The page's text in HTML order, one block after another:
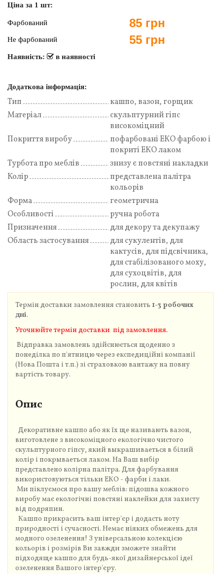
Ціна за 1 шт:
Фарбований 85 грн
Не фарбований 55 грн
Наявність: в наявності
Додаткова інформація:
Тип
кашпо, вазон, горщик
Матеріал
скульптурний гіпс
високоміцний
Покриття виробу
пофарбовані ЕКО фарбою і
покриті ЕКО лаком
Турбота про меблів
знизу є повстяні накладки
Колір
представлена палітра
кольорів
Форма
геометрична
Особливості
ручна робота
Призначення
для декору та декупажу
Область застосування
для сукулентів, для
кактусів, для підсвічника,
для стабілізованого моху,
для сухоцвітів, для
рослин, для квітів
Термін доставки замовлення становить 1-3 робочих
дні.
Уточнюйте термін доставки під замовлення.
Відправка замовлень здійснюється щоденно з
понеділка по п'ятницю через експедиційні компанії
(Нова Пошта і т.п.) зі страховкою вантажу на повну
вартість товару.
Опис
Декоративне кашпо або як їх ще називають вазон,
виготовлене з високоміцного екологічно чистого
скульптурного гіпсу, який выкрашиваеться в білий
колір і покрываеться лаком. На Ваш вибір
представлено колірна палітра. Для фарбування
використовуються тільки ЕКО - фарби і лаки.
Ми піклуємося про вашу меблів: підошва кожного
виробу має екологічні повстяні наклейки для захисту
від подряпин.
Кашпо прикрасить ваш інтер'єр і додасть ноту
природності і сучасності. Немає ніяких обмежень для
модного озеленення! З універсальною колекцією
кольорів і розмірів Ви завжди зможете знайти
підходяще кашпо для будь-якої дизайнерської ідеї
озеленення Вашого інтер'єру.